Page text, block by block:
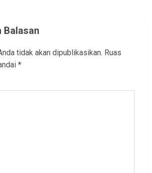
Balasan
tidak akan dipublikasikan. Ruas
*